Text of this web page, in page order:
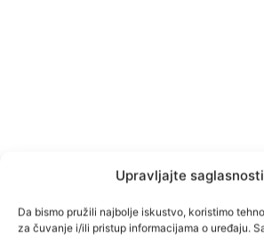
Upravljajte
Da bismo pružili najbolje iskustvo, koristimo
za čuvanje i/ili pristup informacijama o uređaju.